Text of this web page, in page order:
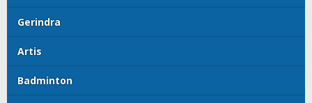
Gerindra
Artis
Badminton